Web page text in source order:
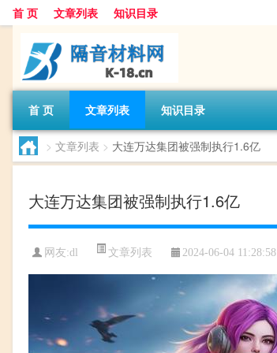
首 页 文章列表 知识目录
首 页 文章列表 知识目录
> 文章列表 > 大连万达集团被强制执行1.6亿
大连万达集团被强制执行1.6亿
网友:dl 文章列表 2024-06-04 11:28:58